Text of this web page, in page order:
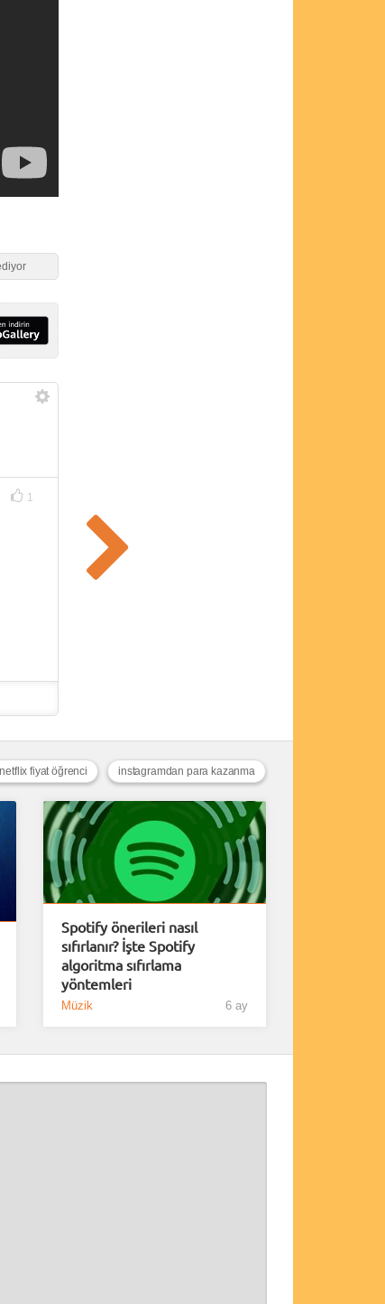
1
instagramdan para kazanma
netflix fiyat öğrenci
Spotify önerileri nasıl
sıfırlanır? İşte Spotify
algoritma sıfırlama
yöntemleri
Müzik 6 ay